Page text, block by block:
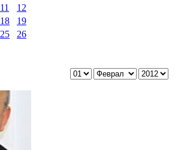
11
12
18
19
25
26